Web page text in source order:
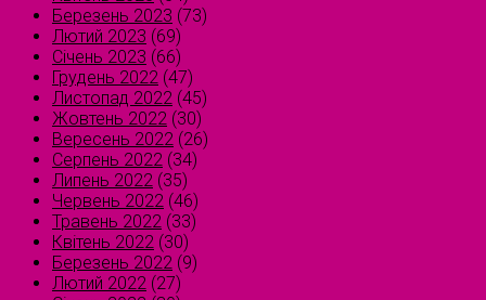
Березень 2023 (73)
Лютий 2023 (69)
Січень 2023 (66)
Грудень 2022 (47)
Листопад 2022 (45)
Жовтень 2022 (30)
Вересень 2022 (26)
Серпень 2022 (34)
Липень 2022 (35)
Червень 2022 (46)
Травень 2022 (33)
Квітень 2022 (30)
Березень 2022 (9)
Лютий 2022 (27)